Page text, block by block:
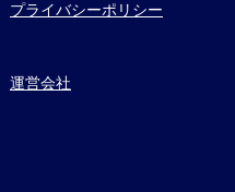
プライバシーポリシー
運営会社